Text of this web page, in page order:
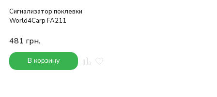
Сигнализатор поклевки
World4Carp FA211
481 грн.
В корзину